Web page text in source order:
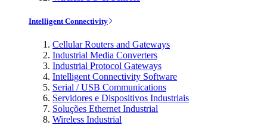
Intelligent Connectivity
Cellular Routers and Gateways
Industrial Media Converters
Industrial Protocol Gateways
Intelligent Connectivity Software
Serial / USB Communications
Servidores e Dispositivos Industriais
Soluções Ethernet Industrial
Wireless Industrial